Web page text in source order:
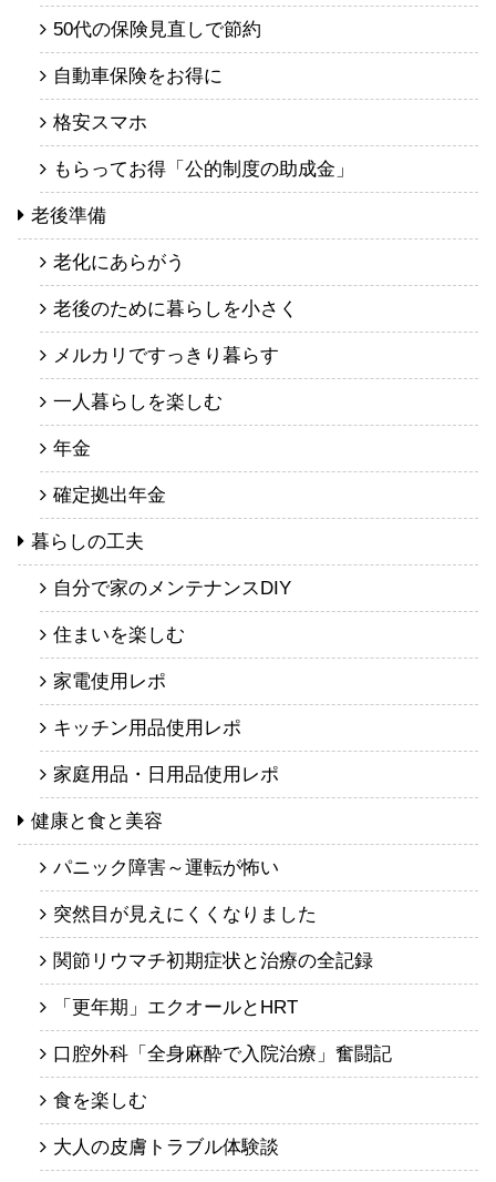
50代の保険見直しで節約
自動車保険をお得に
格安スマホ
もらってお得「公的制度の助成金」
老後準備
老化にあらがう
老後のために暮らしを小さく
メルカリですっきり暮らす
一人暮らしを楽しむ
年金
確定拠出年金
暮らしの工夫
自分で家のメンテナンスDIY
住まいを楽しむ
家電使用レポ
キッチン用品使用レポ
家庭用品・日用品使用レポ
健康と食と美容
パニック障害～運転が怖い
突然目が見えにくくなりました
関節リウマチ初期症状と治療の全記録
「更年期」エクオールとHRT
口腔外科「全身麻酔で入院治療」奮闘記
食を楽しむ
大人の皮膚トラブル体験談